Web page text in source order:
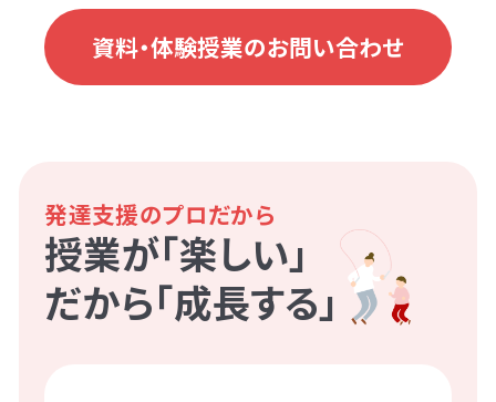
資料・体験授業のお問い合わせ
発達支援のプロだから
授業が「楽しい」
だから「成長する」